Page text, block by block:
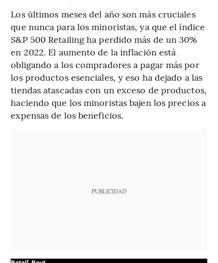
Los últimos meses del año son más cruciales
que nunca para los minoristas, ya que el índice
S&P 500 Retailing ha perdido más de un 30%
en 2022. El aumento de la inflación está
obligando a los compradores a pagar más por
los productos esenciales, y eso ha dejado a las
tiendas atascadas con un exceso de productos,
haciendo que los minoristas bajen los precios a
expensas de los beneficios.
PUBLICIDAD